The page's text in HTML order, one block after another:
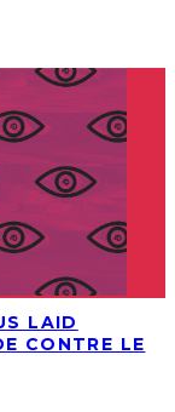
LAID
CONTRE LE